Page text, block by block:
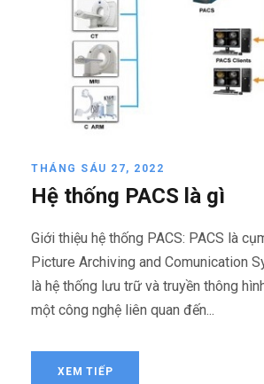
THÁNG SÁU 27, 2022
Hệ thống PACS là gì
Giới thiệu hệ thống PACS: PACS là
Picture Archiving and Comunication
là hệ thống lưu trữ và truyền thông
một công nghệ liên quan đến...
XEM TIẾP